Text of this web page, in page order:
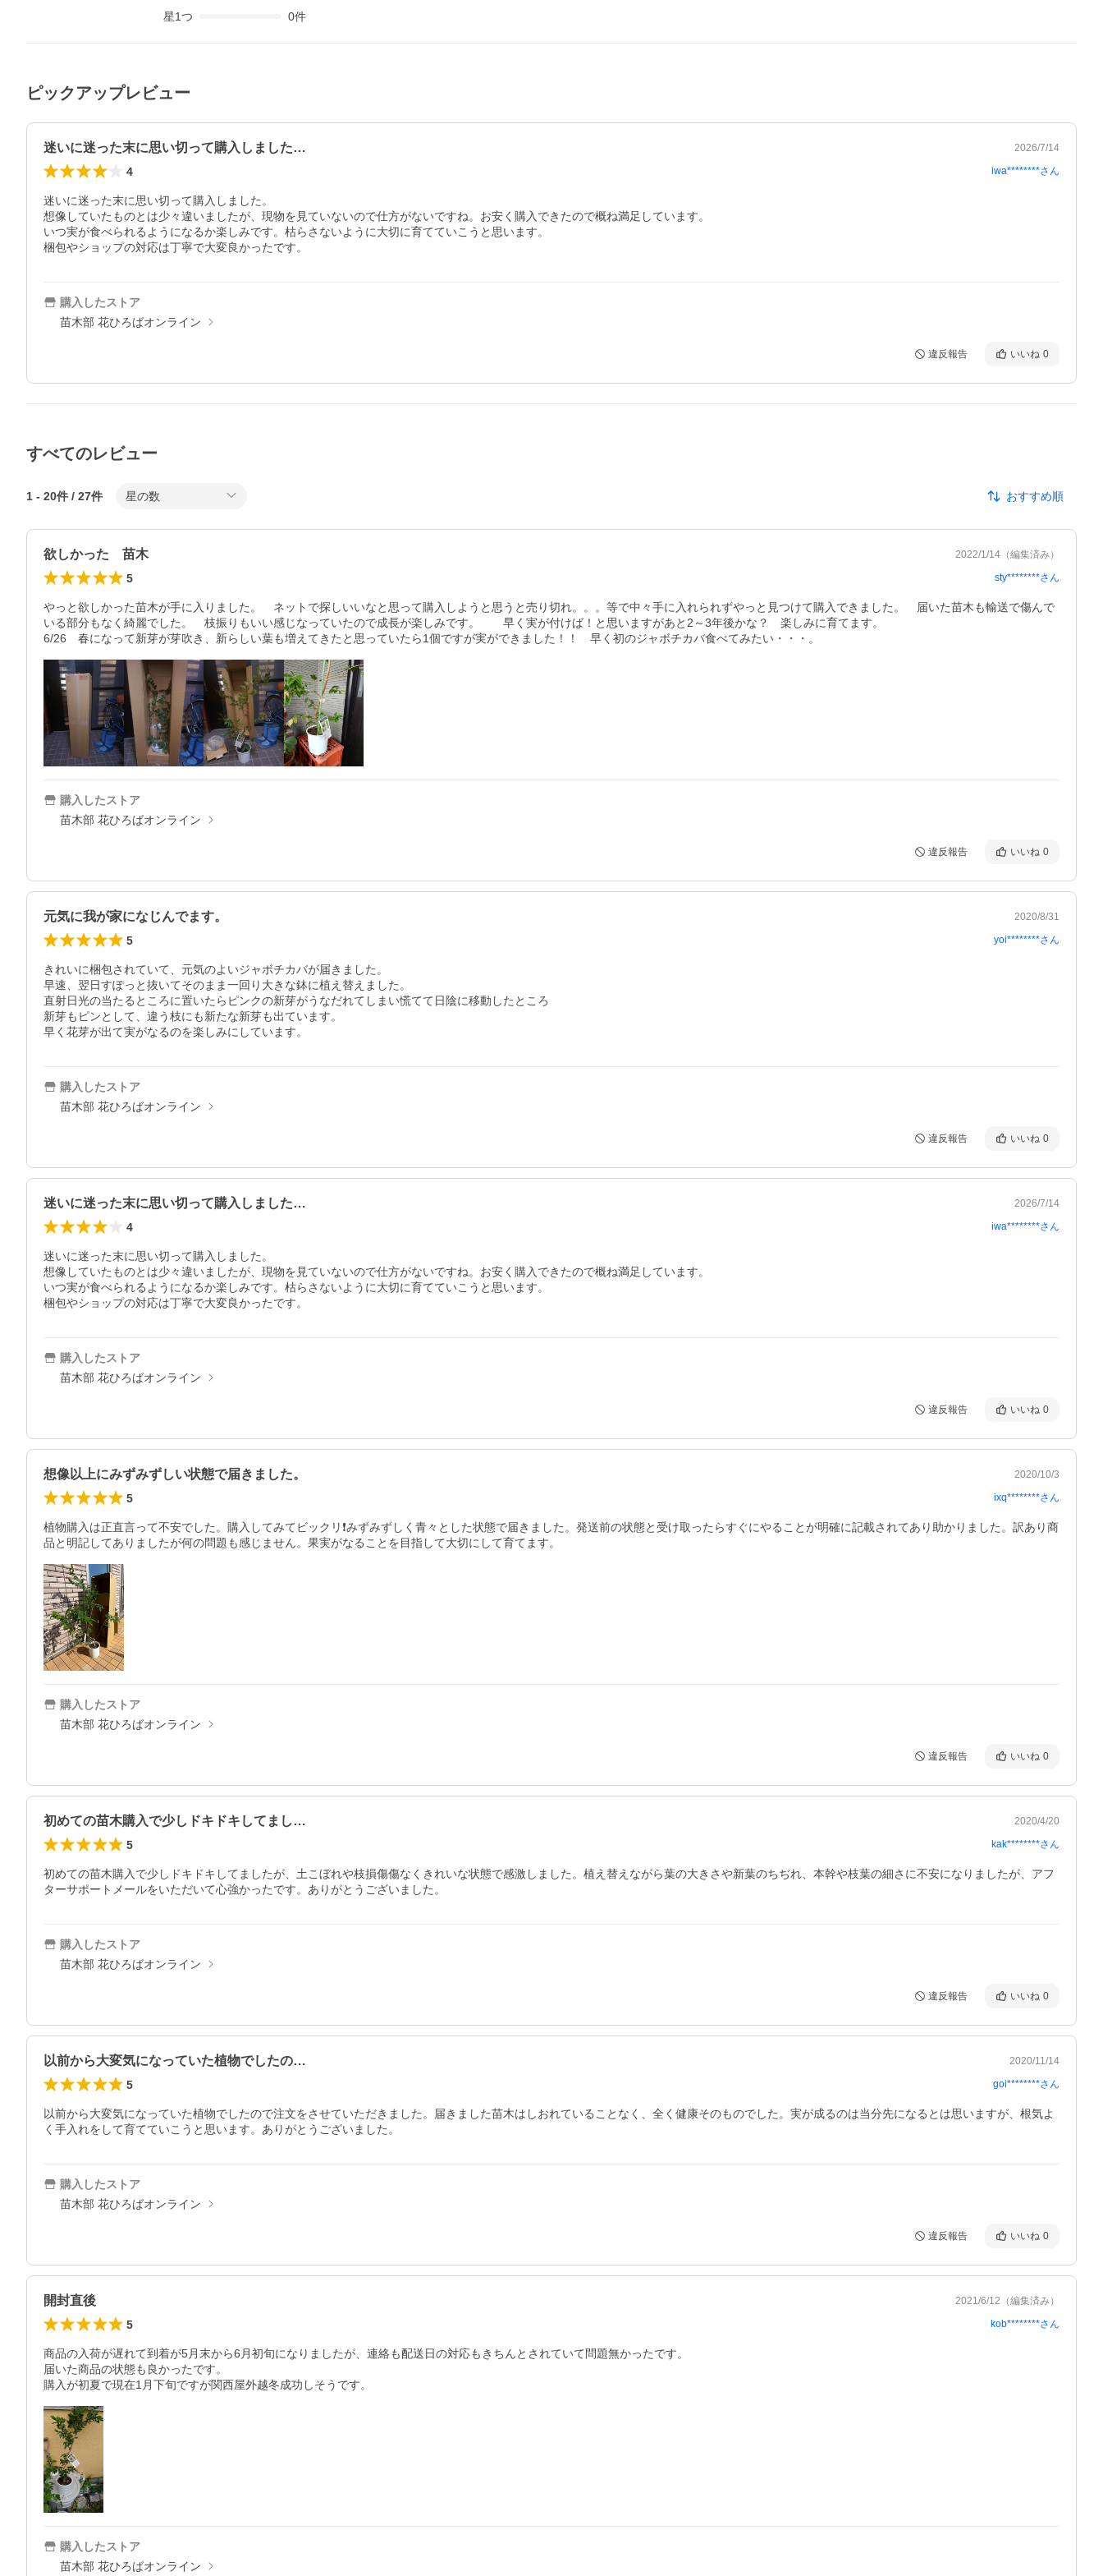
星1つ 0件
ピックアップレビュー
迷いに迷った末に思い切って購入しました… 2026/7/14
4 iwa********さん
迷いに迷った末に思い切って購入しました。
想像していたものとは少々違いましたが、現物を見ていないので仕方がないですね。お安く購入できたので概ね満足しています。
いつ実が食べられるようになるか楽しみです。枯らさないように大切に育てていこうと思います。
梱包やショップの対応は丁寧で大変良かったです。
購入したストア
苗木部 花ひろばオンライン
違反報告 いいね 0
すべてのレビュー
1 - 20件 / 27件 星の数 おすすめ順
欲しかった 苗木 2022/1/14 （編集済み）
5 sty********さん
やっと欲しかった苗木が手に入りました。　ネットで探しいいなと思って購入しようと思うと売り切れ。。。等で中々手に入れられずやっと見つけて購入できました。　届いた苗木も輸送で傷んで
いる部分もなく綺麗でした。　枝振りもいい感じなっていたので成長が楽しみです。　　早く実が付けば！と思いますがあと2～3年後かな？　楽しみに育てます。
6/26　春になって新芽が芽吹き、新らしい葉も増えてきたと思っていたら1個ですが実ができました！！　早く初のジャボチカバ食べてみたい・・・。
購入したストア
苗木部 花ひろばオンライン
違反報告 いいね 0
元気に我が家になじんでます。 2020/8/31
5 yoi********さん
きれいに梱包されていて、元気のよいジャボチカバが届きました。
早速、翌日すぽっと抜いてそのまま一回り大きな鉢に植え替えました。
直射日光の当たるところに置いたらピンクの新芽がうなだれてしまい慌てて日陰に移動したところ
新芽もピンとして、違う枝にも新たな新芽も出ています。
早く花芽が出て実がなるのを楽しみにしています。
購入したストア
苗木部 花ひろばオンライン
違反報告 いいね 0
迷いに迷った末に思い切って購入しました… 2026/7/14
4 iwa********さん
迷いに迷った末に思い切って購入しました。
想像していたものとは少々違いましたが、現物を見ていないので仕方がないですね。お安く購入できたので概ね満足しています。
いつ実が食べられるようになるか楽しみです。枯らさないように大切に育てていこうと思います。
梱包やショップの対応は丁寧で大変良かったです。
購入したストア
苗木部 花ひろばオンライン
違反報告 いいね 0
想像以上にみずみずしい状態で届きました。 2020/10/3
5 ixq********さん
植物購入は正直言って不安でした。購入してみてビックリ❗️みずみずしく青々とした状態で届きました。発送前の状態と受け取ったらすぐにやることが明確に記載されてあり助かりました。訳あり商
品と明記してありましたが何の問題も感じません。果実がなることを目指して大切にして育てます。
購入したストア
苗木部 花ひろばオンライン
違反報告 いいね 0
初めての苗木購入で少しドキドキしてまし… 2020/4/20
5 kak********さん
初めての苗木購入で少しドキドキしてましたが、土こぼれや枝損傷傷なくきれいな状態で感激しました。植え替えながら葉の大きさや新葉のちぢれ、本幹や枝葉の細さに不安になりましたが、アフ
ターサポートメールをいただいて心強かったです。ありがとうございました。
購入したストア
苗木部 花ひろばオンライン
違反報告 いいね 0
以前から大変気になっていた植物でしたの… 2020/11/14
5 goi********さん
以前から大変気になっていた植物でしたので注文をさせていただきました。届きました苗木はしおれていることなく、全く健康そのものでした。実が成るのは当分先になるとは思いますが、根気よ
く手入れをして育てていこうと思います。ありがとうございました。
購入したストア
苗木部 花ひろばオンライン
違反報告 いいね 0
開封直後 2021/6/12 （編集済み）
5 kob********さん
商品の入荷が遅れて到着が5月末から6月初旬になりましたが、連絡も配送日の対応もきちんとされていて問題無かったです。
届いた商品の状態も良かったです。
購入が初夏で現在1月下旬ですが関西屋外越冬成功しそうです。
購入したストア
苗木部 花ひろばオンライン